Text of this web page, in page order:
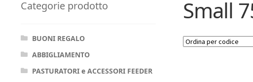
Small
Categorie prodotto
BUONI REGALO
ABBIGLIAMENTO
PASTURATORI e ACCESSORI FEEDER